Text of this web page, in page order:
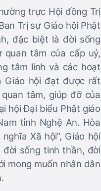
trực Hội đồng Trị
Trị sự Giáo hội Phật
đặc biệt là đời sống
tâm của cấp uỷ,
tâm linh và các hoạt
Giáo hội đạt được rất
tâm, giúp đỡ của
hội Đại biểu Phật giáo
tỉnh Nghệ An. Hòa
Xã hội”, Giáo hội
sống tinh thần, đời
mong muốn nhân dân